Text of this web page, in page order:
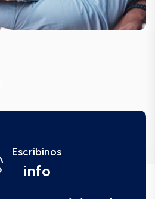
Escribinos
info